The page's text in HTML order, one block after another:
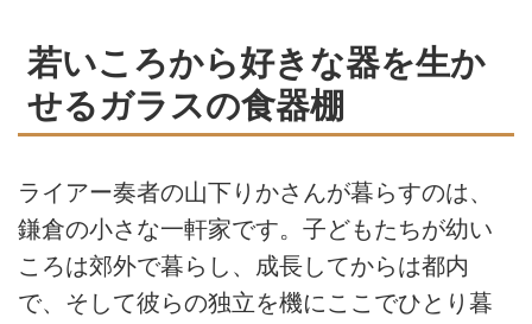
若いころから好きな器を生か
せるガラスの食器棚
ライアー奏者の山下りかさんが暮らすのは、
鎌倉の小さな一軒家です。子どもたちが幼い
ころは郊外で暮らし、成長してからは都内
で、そして彼らの独立を機にここでひとり暮